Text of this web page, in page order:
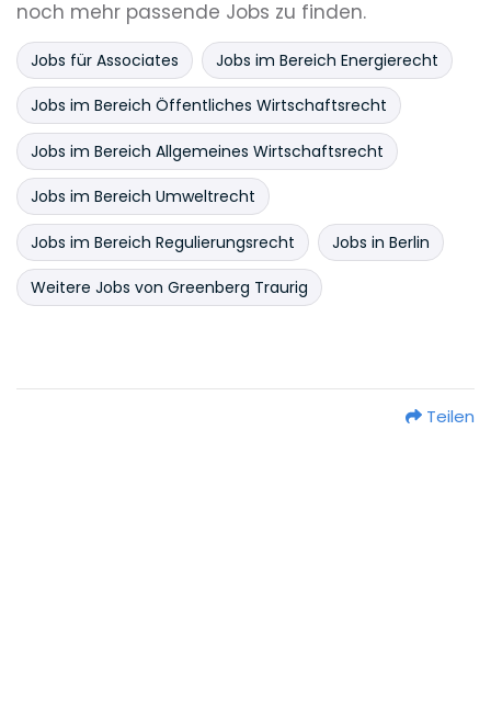
noch mehr passende Jobs zu finden.
Jobs für Associates Jobs im Bereich Energierecht
Jobs im Bereich Öffentliches Wirtschaftsrecht
Jobs im Bereich Allgemeines Wirtschaftsrecht
Jobs im Bereich Umweltrecht
Jobs im Bereich Regulierungsrecht Jobs in Berlin
Weitere Jobs von Greenberg Traurig
Teilen